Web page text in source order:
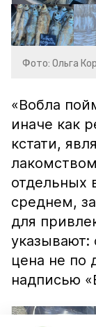
Фото: Ольга
«Вобла
иначе как
кстати,
отдельных
среднем,
для
указывают:
цена не по
надписью